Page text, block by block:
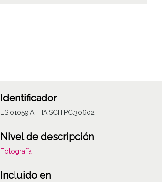
Identificador
ES.01059.ATHA.SCH.PC.30602
Nivel de descripción
Fotografía
Incluido en